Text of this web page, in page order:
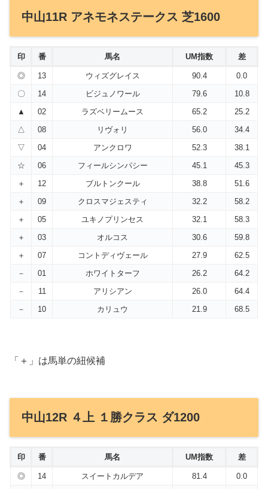
中山11R アネモネステークス 芝1600
印 番 馬名 UM指数 差
◎ 13 ウィズグレイス 90.4
0.0
〇
14 ビジュノワール 79.6
10.8
▲
02 ラズベリームース 65.2
25.2
△
08 リヴォリ 56.0
34.4
▽
04 アンクロワ 52.3
38.1
☆
06 フィールシンパシー 45.1
45.3
＋
12 ブルトンクール 38.8
51.6
＋
09 クロスマジェスティ 32.2
58.2
＋
05 ユキノプリンセス 32.1
58.3
＋
03 オルコス 30.6
59.8
＋
07 コントディヴェール 27.9
62.5
－
01 ホワイトターフ 26.2
64.2
－
11 アリシアン 26.0
64.4
－
10 カリュウ 21.9 68.5
「＋」は馬単の紐候補
中山12R ４上 １勝クラス ダ1200
印 番 馬名 UM指数 差
◎ 14 スイートカルデア 81.4
0.0